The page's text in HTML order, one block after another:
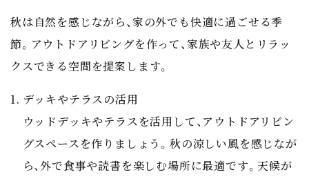
秋は自然を感じながら、家の外でも快適に過ごせる季
節。アウトドアリビングを作って、家族や友人とリラッ
クスできる空間を提案します。
デッキやテラスの活用
ウッドデッキやテラスを活用して、アウトドアリビン
グスペースを作りましょう。秋の涼しい風を感じなが
ら、外で食事や読書を楽しむ場所に最適です。天候が